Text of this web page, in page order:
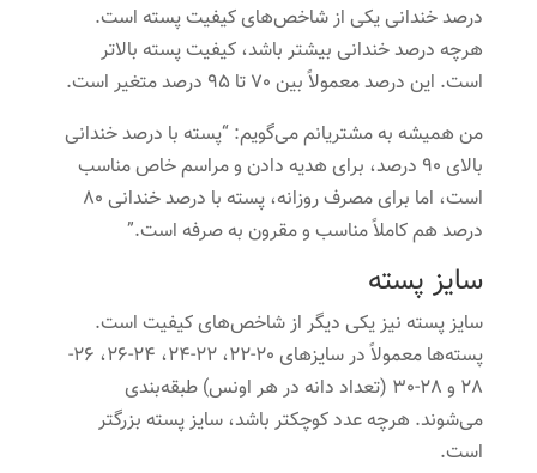
درصد خندانی یکی از شاخص‌های کیفیت پسته است.
هرچه درصد خندانی بیشتر باشد، کیفیت پسته بالاتر
است. این درصد معمولاً بین 70 تا 95 درصد متغیر است.
من همیشه به مشتریانم می‌گویم: “پسته با درصد خندانی
بالای 90 درصد، برای هدیه دادن و مراسم خاص مناسب
است، اما برای مصرف روزانه، پسته با درصد خندانی 80
درصد هم کاملاً مناسب و مقرون به صرفه است.”
سایز پسته
سایز پسته نیز یکی دیگر از شاخص‌های کیفیت است.
پسته‌ها معمولاً در سایزهای 20-22، 22-24، 24-26، 26-
28 و 28-30 (تعداد دانه در هر اونس) طبقه‌بندی
می‌شوند. هرچه عدد کوچکتر باشد، سایز پسته بزرگتر
است.